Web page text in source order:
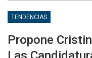
TENDENCIAS
Propone